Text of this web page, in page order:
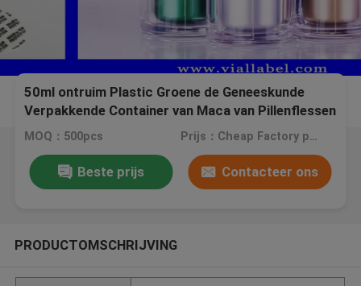
50ml ontruim Plastic Groene de Geneeskunde
Verpakkende Container van Maca van Pillenflessen
MOQ：500pcs Prijs：Cheap Factory price, negotiation
Beste prijs Contacteer ons
PRODUCTOMSCHRIJVING